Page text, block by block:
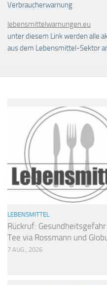
Verbraucherwarnung
lebensmittelwarnungen.eu
unter diesem Link werden alle
aus dem Lebensmittel-Sektor
LEBENSMITTEL
Rückruf:
Tee via Rossmann und
7 AUG., 2026